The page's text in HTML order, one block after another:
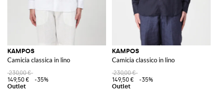
KAMPOS
Camicia classica in lino
230,00 €
149,50 €
-35%
KAMPOS
Camicia classico in lino
230,00 €
149,50 €
-35%